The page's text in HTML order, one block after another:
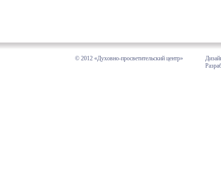
© 2012 «Духовно-просветительский центр»